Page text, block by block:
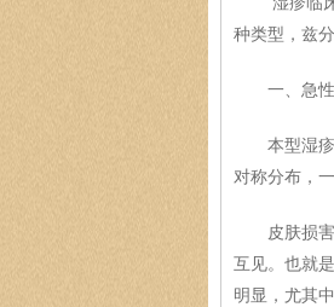
种类型，兹
一、急性
本型湿疹
对称分布，
皮肤损害
互见。也就
明显，尤其